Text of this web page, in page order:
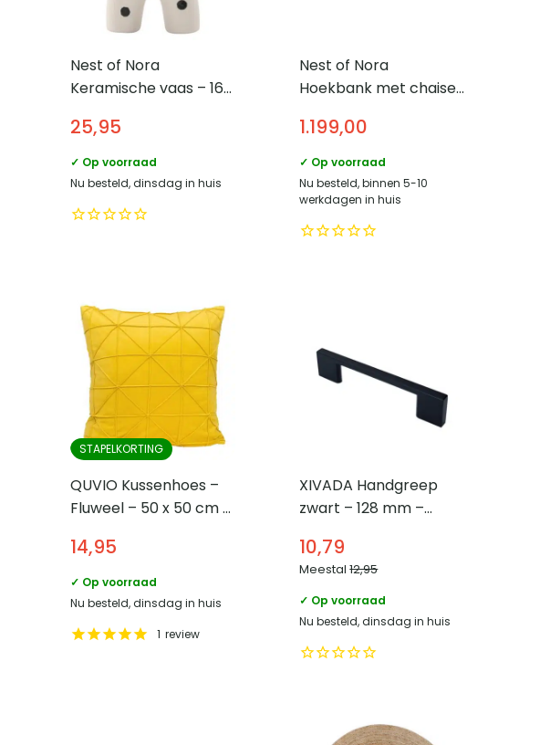
Nest of Nora
Keramische vaas – 16
stippen
25,95
✓ Op voorraad
Nu besteld, dinsdag in huis
Nest of Nora
Hoekbank met chaise
Stoffen loungebank –
Taupe
1.199,00
✓ Op voorraad
Nu besteld, binnen 5-10
werkdagen in huis
STAPELKORTING
QUVIO Kussenhoes –
Fluweel – 50 x 50 cm –
14,95
✓ Op voorraad
Nu besteld, dinsdag in huis
1 review
XIVADA Handgreep
zwart – 128 mm –
Meubelgreep – Set
van 2
10,79
Meestal12,95
✓ Op voorraad
Nu besteld, dinsdag in huis